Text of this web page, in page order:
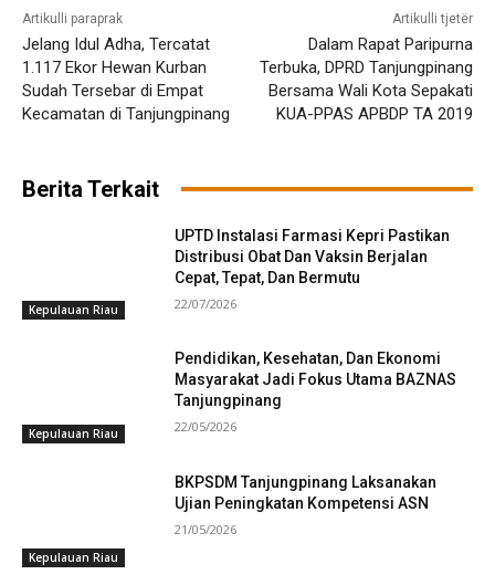
Artikulli paraprak
Jelang Idul Adha, Tercatat
1.117 Ekor Hewan Kurban
Sudah Tersebar di Empat
Kecamatan di Tanjungpinang
Artikulli tjetër
Dalam Rapat Paripurna
Terbuka, DPRD Tanjungpinang
Bersama Wali Kota Sepakati
KUA-PPAS APBDP TA 2019
Berita Terkait
Kepulauan Riau
UPTD Instalasi Farmasi Kepri Pastikan
Distribusi Obat Dan Vaksin Berjalan
Cepat, Tepat, Dan Bermutu
22/07/2026
Kepulauan Riau
Pendidikan, Kesehatan, Dan Ekonomi
Masyarakat Jadi Fokus Utama BAZNAS
Tanjungpinang
22/05/2026
Kepulauan Riau
BKPSDM Tanjungpinang Laksanakan
Ujian Peningkatan Kompetensi ASN
21/05/2026